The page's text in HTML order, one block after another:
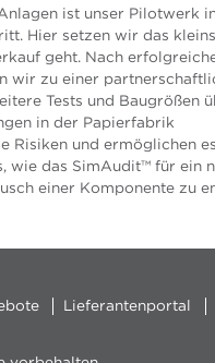
ist unser Pilotwerk
Hier setzen wir das
geht. Nach
wir zu einer
Tests und Baugrößen
in der Papierfabrik
Risiken und ermöglichen
wie das SimAudit™ für ein
einer Komponente zu
Lieferantenportal